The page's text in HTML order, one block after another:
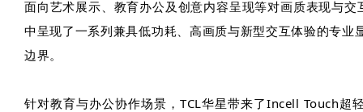
面向艺术展示、教育办公及创意内容呈现等对画质表现与
中呈现了一系列兼具低功耗、高画质与新型交互体验的专业
边界。
针对教育与办公协作场景，TCL华星带来了Incell Touch超